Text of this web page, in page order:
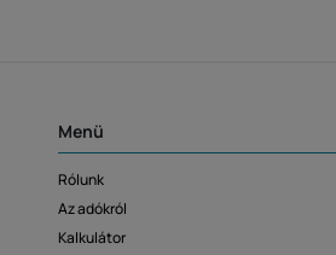
Menü
Rólunk
Az adókról
Kalkulátor